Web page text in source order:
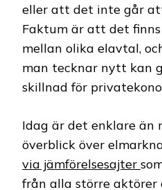
eller att det inte går
Faktum är att det
mellan olika elavtal,
man tecknar nytt kan
skillnad för
Idag är det enklare än
överblick över
via jämförelsesajter
från alla större aktörer